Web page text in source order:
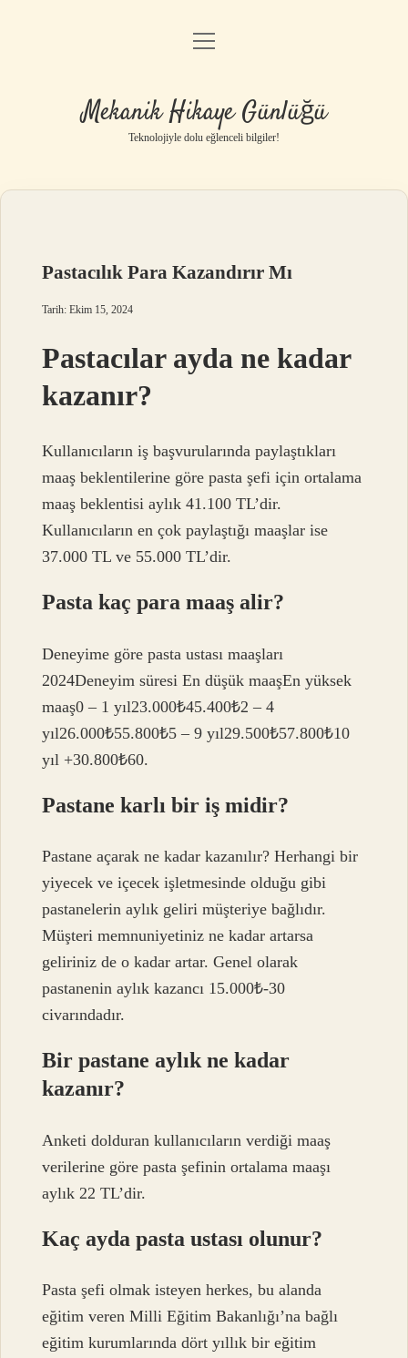
Anasayfa
Yasal Uyarı
menüyü
Mekanik Hikaye Günlüğü
Teknolojiyle dolu eğlenceli bilgiler!
Pastacılık Para Kazandırır Mı
Tarih: Ekim 15, 2024
Pastacılar ayda ne kadar
kazanır?
Kullanıcıların iş başvurularında paylaştıkları
maaş beklentilerine göre pasta şefi için ortalama
maaş beklentisi aylık 41.100 TL’dir.
Kullanıcıların en çok paylaştığı maaşlar ise
37.000 TL ve 55.000 TL’dir.
Pasta kaç para maaş alir?
Deneyime göre pasta ustası maaşları
2024Deneyim süresi En düşük maaşEn yüksek
maaş0 – 1 yıl23.000₺45.400₺2 – 4
yıl26.000₺55.800₺5 – 9 yıl29.500₺57.800₺10
yıl +30.800₺60.
Pastane karlı bir iş midir?
Pastane açarak ne kadar kazanılır? Herhangi bir
yiyecek ve içecek işletmesinde olduğu gibi
pastanelerin aylık geliri müşteriye bağlıdır.
Müşteri memnuniyetiniz ne kadar artarsa ​​
geliriniz de o kadar artar. Genel olarak
pastanenin aylık kazancı 15.000₺-30
civarındadır.
Bir pastane aylık ne kadar
kazanır?
Anketi dolduran kullanıcıların verdiği maaş
verilerine göre pasta şefinin ortalama maaşı
aylık 22 TL’dir.
Kaç ayda pasta ustası olunur?
Pasta şefi olmak isteyen herkes, bu alanda
eğitim veren Milli Eğitim Bakanlığı’na bağlı
eğitim kurumlarında dört yıllık bir eğitim